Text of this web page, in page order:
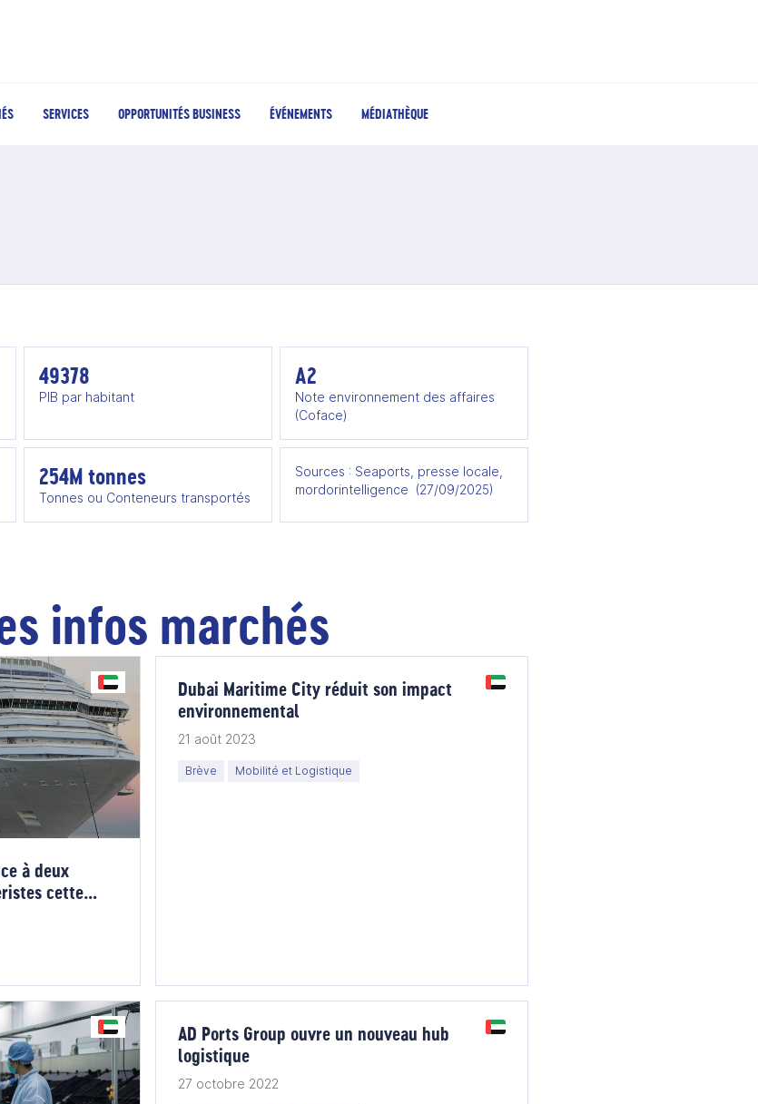
SERVICES OPPORTUNITÉS BUSINESS ÉVÉNEMENTS MÉDIATHÈQUE
49378
PIB par habitant
A2
Note environnement des affaires
(Coface)
254M tonnes
Tonnes ou Conteneurs transportés
Sources : Seaports, presse locale,
mordorintelligence ​ (27/09/2025)
infos marchés
à deux
cette
Dubai Maritime City réduit son impact
environnemental
21 août 2023
Brève Mobilité et Logistique
AD Ports Group ouvre un nouveau hub
logistique
27 octobre 2022